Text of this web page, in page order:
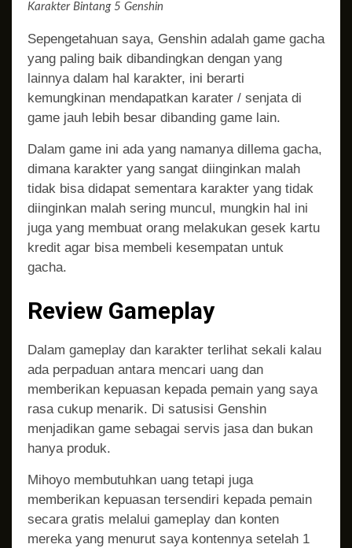
Karakter Bintang 5 Genshin
Sepengetahuan saya, Genshin adalah game gacha
yang paling baik dibandingkan dengan yang
lainnya dalam hal karakter, ini berarti
kemungkinan mendapatkan karater / senjata di
game jauh lebih besar dibanding game lain.
Dalam game ini ada yang namanya dillema gacha,
dimana karakter yang sangat diinginkan malah
tidak bisa didapat sementara karakter yang tidak
diinginkan malah sering muncul, mungkin hal ini
juga yang membuat orang melakukan gesek kartu
kredit agar bisa membeli kesempatan untuk
gacha.
Review Gameplay
Dalam gameplay dan karakter terlihat sekali kalau
ada perpaduan antara mencari uang dan
memberikan kepuasan kepada pemain yang saya
rasa cukup menarik. Di satusisi Genshin
menjadikan game sebagai servis jasa dan bukan
hanya produk.
Mihoyo membutuhkan uang tetapi juga
memberikan kepuasan tersendiri kepada pemain
secara gratis melalui gameplay dan konten
mereka yang menurut saya kontennya setelah 1